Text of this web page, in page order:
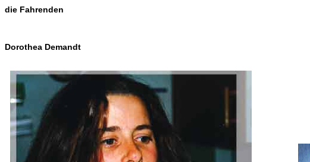
die Fahrenden
Dorothea Demandt